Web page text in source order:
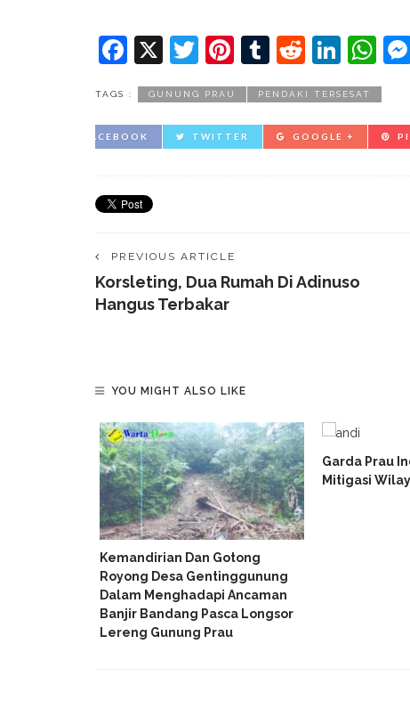
Facebook
X Twitter
Pinterest
Tumblr
Reddit
TAGS : GUNUNG PRAU PENDAKI TERSESAT
FACEBOOK TWITTER GOOGLE +
PREVIOUS ARTICLE
Korsleting, Dua Rumah Di Adinuso
Hangus Terbakar
YOU MIGHT ALSO LIKE
Kemandirian Dan Gotong
Royong Desa Gentinggunung
Dalam Menghadapi Ancaman
Banjir Bandang Pasca Longsor
Lereng Gunung Prau
Garda Prau
Mitigasi